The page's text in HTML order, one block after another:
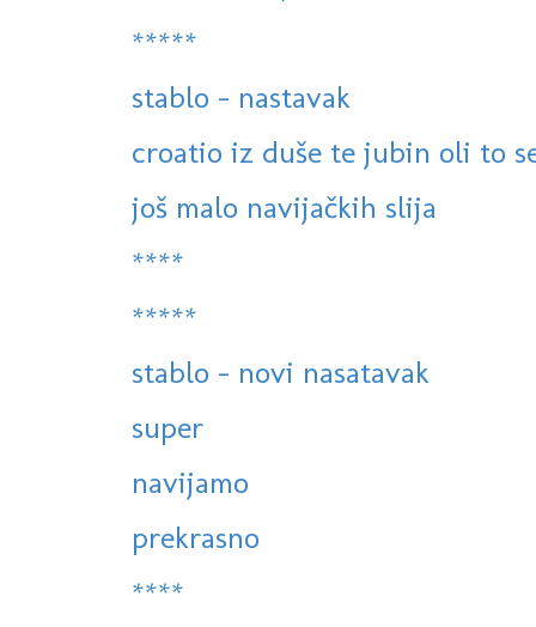
*****
stablo - nastavak
croatio iz duše te jubin oli to
još malo navijačkih slija
****
*****
stablo - novi nasatavak
super
navijamo
prekrasno
****